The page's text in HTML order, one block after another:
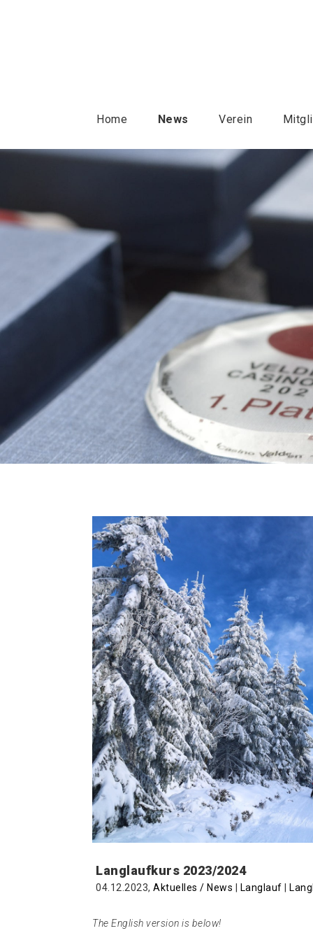
Home News Verein
Langlaufkurs 2023/2024
04.12.2023, Aktuelles / News Langlauf
The English version is below!